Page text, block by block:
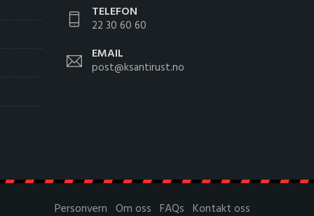
TELEFON
22 30 60 60
EMAIL
post@ksantirust.no
Personvern Om oss FAQs Kontakt oss